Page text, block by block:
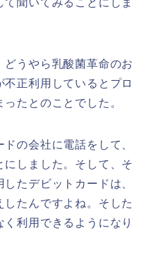
うやら乳酸菌革命のお
正利用しているとプロ
たとのことでした。
の会社に電話をして、
しました。そして、そ
たデビットカードは、
たんですよね。そした
利用できるようになり